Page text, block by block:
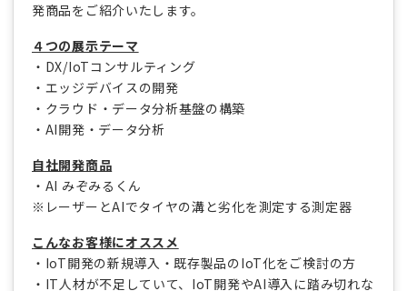
発商品をご紹介いたします。
４つの展示テーマ
・DX/IoTコンサルティング
・エッジデバイスの開発
・クラウド・データ分析基盤の構築
・AI開発・データ分析
自社開発商品
・AI みぞみるくん
※レーザーとAIでタイヤの溝と劣化を測定する測定器
こんなお客様にオススメ
・IoT開発の新規導入・既存製品のIoT化をご検討の方
・IT人材が不足していて、IoT開発やAI導入に踏み切れな